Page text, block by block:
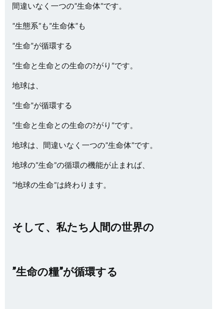
間違いなく一つの”生命体”です。
”生態系”も”生命体”も
”生命”が循環する
”生命と生命との生命の?がり”です。
地球は、
”生命”が循環する
”生命と生命との生命の?がり”です。
地球は、間違いなく一つの”生命体”です。
地球の”生命”の循環の機能が止まれば、
”地球の生命”は終わります。
そして、私たち人間の世界の
”生命の糧”が循環する